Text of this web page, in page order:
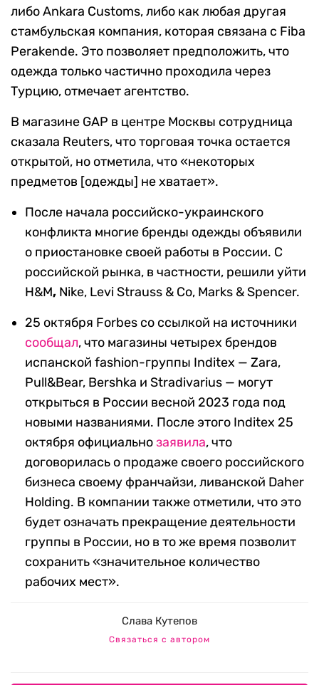
либо Ankara Customs, либо как любая другая
стамбульская компания, которая связана с Fiba
Perakende. Это позволяет предположить, что
одежда только частично проходила через
Турцию, отмечает агентство.
В магазине GAP в центре Москвы сотрудница
сказала Reuters, что торговая точка остается
открытой, но отметила, что «некоторых
предметов [одежды] не хватает».
После начала российско-украинского
конфликта многие бренды одежды объявили
о приостановке своей работы в России. С
российской рынка, в частности, решили уйти
H&M, Nike, Levi Strauss & Co, Marks & Spencer.
25 октября Forbes со ссылкой на источники
сообщал, что магазины четырех брендов
испанской fashion-группы Inditex — Zara,
Pull&Bear, Bershka и Stradivarius — могут
открыться в России весной 2023 года под
новыми названиями. После этого Inditex 25
октября официальнозаявила, что
договорилась о продаже своего российского
бизнеса своему франчайзи, ливанской Daher
Holding. В компании также отметили, что это
будет означать прекращение деятельности
группы в России, но в то же время позволит
сохранить «значительное количество
рабочих мест».
Слава Кутепов
Связаться с автором